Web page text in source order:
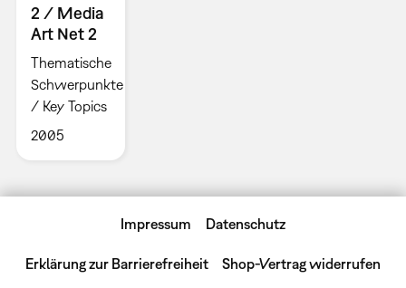
2 / Media
Art Net 2
Thematische
Schwerpunkte
/ Key Topics
2005
Impressum Datenschutz
Erklärung zur Barrierefreiheit Shop-Vertrag widerrufen